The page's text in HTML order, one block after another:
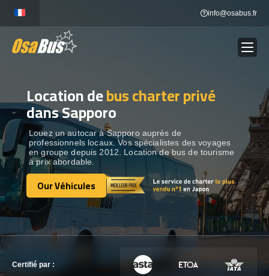
content
info@osabus.fr
LOCATION DE BUS Show dropdown
DESTINATIONS
OUR VÉHICULES
CONTACTEZ-NOUS
CONTACTEZ-NOUS
Location debus charter privé
dans Sapporo
Louez un autocar à Sapporo auprès de
professionnels locaux. Vos spécialistes des voyages
en groupe depuis 2012. Location de bus de tourisme
à prix abordable.
Our Véhicules
Our Véhicules
Certifié par :